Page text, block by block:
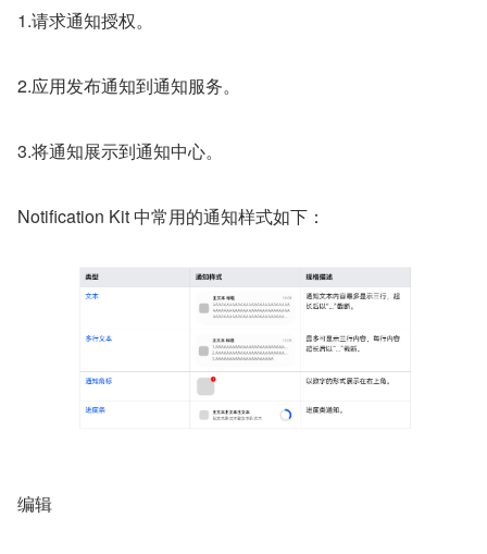
1.请求通知授权。
2.应用发布通知到通知服务。
3.将通知展示到通知中心。
Notification Kit 中常用的通知样式如下：
编辑